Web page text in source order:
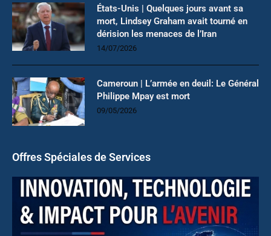
États-Unis | Quelques jours avant sa
mort, Lindsey Graham avait tourné en
dérision les menaces de l’Iran
14/07/2026
Cameroun | L’armée en deuil: Le Général
Philippe Mpay est mort
09/05/2026
Offres Spéciales de Services